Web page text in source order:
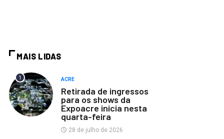
MAIS LIDAS
1 ACRE
Retirada de ingressos
para os shows da
Expoacre inicia nesta
quarta-feira
28 de julho de 2026